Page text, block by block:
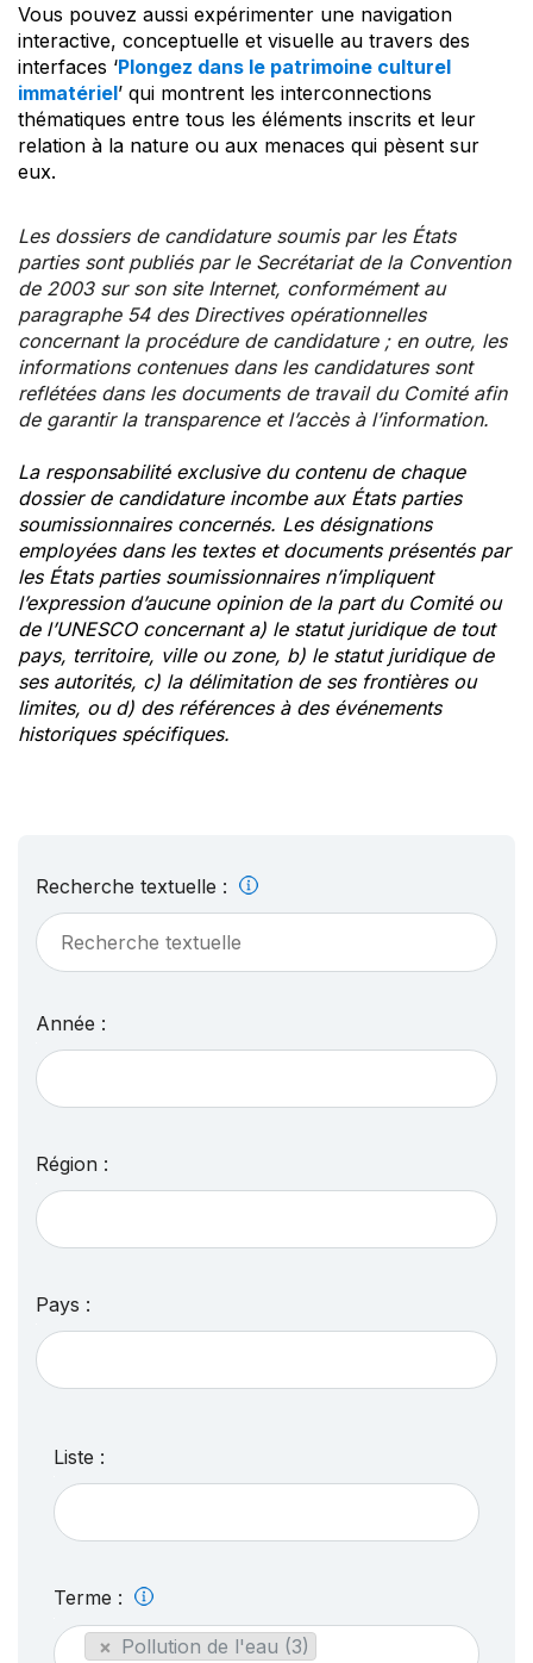
Vous pouvez aussi expérimenter une navigation
interactive, conceptuelle et visuelle au travers des
interfaces ‘Plongez dans le patrimoine culturel
immatériel’ qui montrent les interconnections
thématiques entre tous les éléments inscrits et leur
relation à la nature ou aux menaces qui pèsent sur
eux.
Les dossiers de candidature soumis par les États
parties sont publiés par le Secrétariat de la Convention
de 2003 sur son site Internet, conformément au
paragraphe 54 des Directives opérationnelles
concernant la procédure de candidature ; en outre, les
informations contenues dans les candidatures sont
reflétées dans les documents de travail du Comité afin
de garantir la transparence et l’accès à l’information.
La responsabilité exclusive du contenu de chaque
dossier de candidature incombe aux États parties
soumissionnaires concernés. Les désignations
employées dans les textes et documents présentés par
les États parties soumissionnaires n’impliquent
l’expression d’aucune opinion de la part du Comité ou
de l’UNESCO concernant a) le statut juridique de tout
pays, territoire, ville ou zone, b) le statut juridique de
ses autorités, c) la délimitation de ses frontières ou
limites, ou d) des références à des événements
historiques spécifiques.
Recherche textuelle :
Année :
Région :
Pays :
Liste :
Terme :
× Pollution de l'eau (3)